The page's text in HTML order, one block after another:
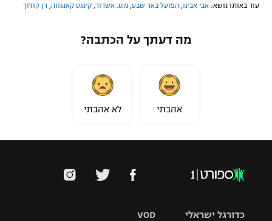
עוד באותו נושא: אבי אבינו הפועל באר שבע מ.ס. אשדוד קינגס קאנגווה רן קוז'וך
מה דעתך על הכתבה?
אהבתי לא אהבתי
VOD כדורגל ישראלי